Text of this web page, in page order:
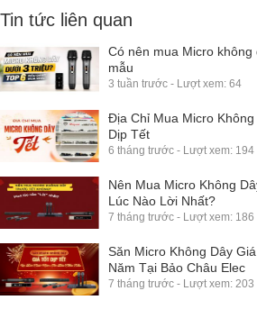
Tin tức liên quan
Có nên mua Micro
mẫu
3 tuần trước - Lượt xem: 64
Địa Chỉ Mua Micro
Dịp Tết
6 tháng trước - Lượt xem: 194
Nên Mua Micro Không
Lúc Nào Lời Nhất?
7 tháng trước - Lượt xem: 186
Săn Micro Không Dây
Năm Tại Bảo Châu Elec
7 tháng trước - Lượt xem: 203